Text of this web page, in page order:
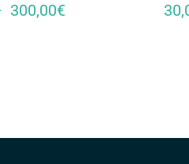
300,00€